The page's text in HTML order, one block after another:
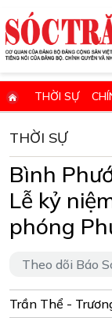
THỜI SỰ
QUỐC PHÒNG - AN
VĂN HÓA - THỂ
ĐIỂM BÁO - TIN
HỌC TẬP VÀ LÀM
ĐẶT BÁO GIẤY
THỜI SỰ
Bình
Lễ kỷ
phóng
Theo dõi Báo
Trần Thể -